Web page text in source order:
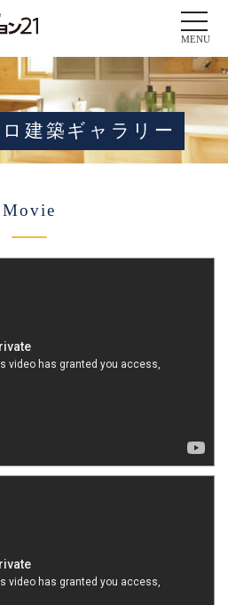
Toggle
MENU
建築ギャラリー
Movie